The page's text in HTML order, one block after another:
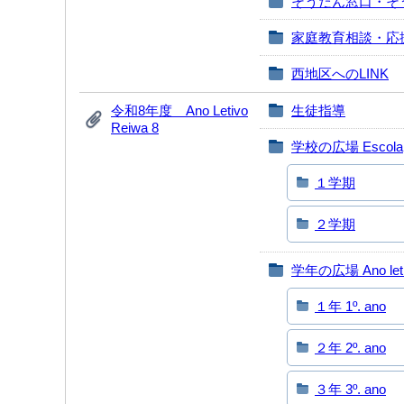
家庭教育相談・応
西地区へのLINK
令和8年度 Ano Letivo
Reiwa 8
生徒指導
学校の広場 Escola
１学期
２学期
学年の広場 Ano
１年 1º. ano
２年 2º. ano
３年 3º. ano